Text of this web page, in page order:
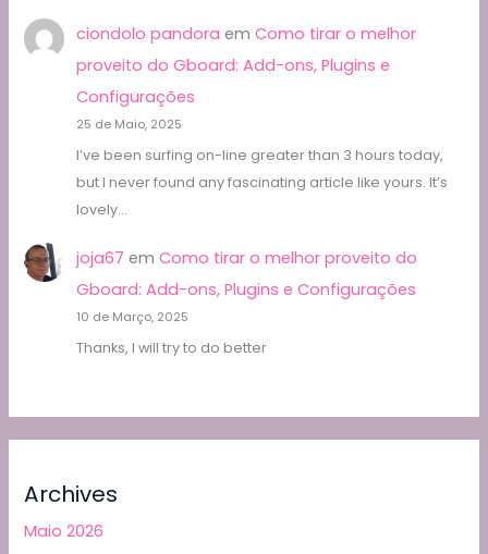
ciondolo pandora em Como tirar o melhor
proveito do Gboard: Add-ons, Plugins e
Configurações
25 de Maio, 2025
I’ve been surfing on-line greater than 3 hours today,
but I never found any fascinating article like yours. It’s
lovely…
joja67 em Como tirar o melhor proveito do
Gboard: Add-ons, Plugins e Configurações
10 de Março, 2025
Thanks, I will try to do better
Archives
Maio 2026